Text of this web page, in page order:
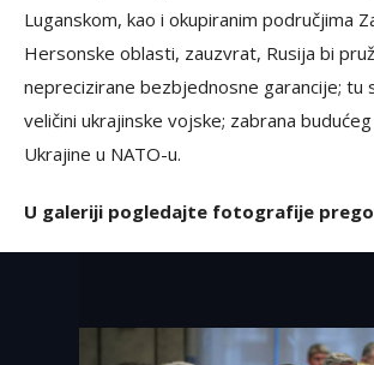
Luganskom, kao i okupiranim područjima
Hersonske oblasti, zauzvrat, Rusija bi
neprecizirane bezbjednosne garancije; tu
veličini ukrajinske vojske; zabrana
Ukrajine u NATO-u.
U galeriji pogledajte fotografije